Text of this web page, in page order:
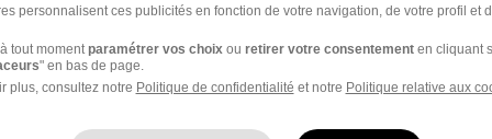
de Mode Delinotte Guillemard Sarl à
à découvrir sur stages.bourgognefranchecomte.fr
Orée de Puisaye - 89 Stage Temps partiel
personnalisent ces publicités en fonction de votre navigation, de votre profil et
tout moment paramétrer vos choix ou retirer votre consentementen cliquant
" en bas de page.
plus, consultez notre Politique de confidentialité et notre Politique relative aux